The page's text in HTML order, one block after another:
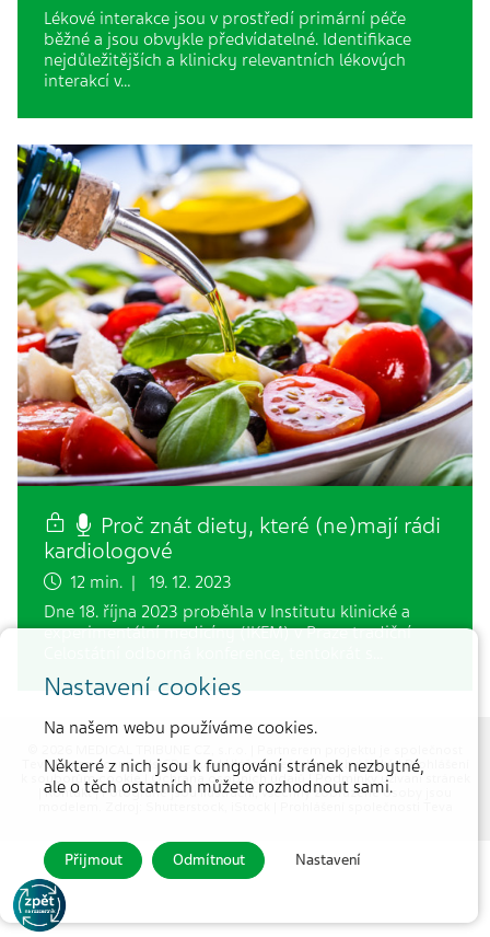
Lékové interakce jsou v prostředí primární péče
běžné a jsou obvykle předvídatelné. Identifikace
nejdůležitějších a klinicky relevantních lékových
interakcí v…
Proč znát diety, které (ne)mají rádi
kardiologové
12 min. | 19. 12. 2023
Dne 18. října 2023 proběhla v Institutu klinické a
experimentální medicíny (IKEM) v Praze tradiční
Teva Pharmaceuticals CR, s.r.o.|Hlášení nežádoucích účinků|Prohlášení
k souborům cookie
Ochrana osobních údajů |
Podmínky užívaní stránek
|Kontakt| Fotografie jsou ilustrační, všechny zobrazené osoby jsou
Nastavení cookies
Na našem webu používáme cookies.
Některé z nich jsou k fungování stránek nezbytné,
ale o těch ostatních můžete rozhodnout sami.
Přijmout Odmítnout Nastavení